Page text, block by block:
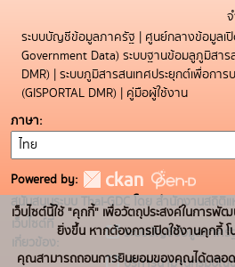
ระบบบัญชีข้อมูลภาครัฐ | ศูนย์กลางข้อมูลเ
Government Data) ระบบฐานข้อมลูภูมิสา
DMR) | ระบบภูมิสารสนเทศประยุกต์เพื่อกา
(GISPORTAL DMR) | คู่มือผู้ใช้งาน
ภาษา
Powered by:
สนับสนุนระบบ Thai-GDC โดย สำนักงานสถิติ
เว็บไซต์ที่
เกี่ยวข้อง:
ระบบบัญชีข้อมูลภาครั
บริการนามานุกรมบัญ
เว็บไซต์นี้ใช้ "คุกกี้" เพื่อวัตถุประสงค์ในการพั
ยิ่งขึ้น หากต้องการเปิดใช้งานคุกกี้
คุณสามารถถอนการยินยอมของคุณได้ตลอด